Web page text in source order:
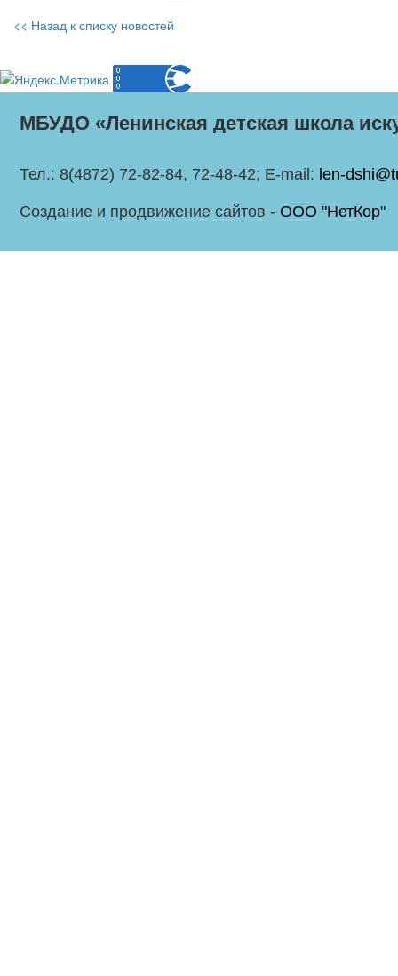
<< Назад к списку новостей
МБУДО «Ленинская детская школа
Тел.: 8(4872) 72-82-84, 72-48-42; E-mail: len-
Создание и продвижение сайтов - ООО "НетКор"